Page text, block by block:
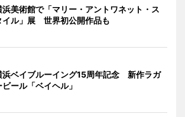
浜美術館で「マリー・アントワネット・ス
イル」展 世界初公開作品も
浜ベイブルーイング15周年記念 新作ラガ
ビール「ベイヘル」